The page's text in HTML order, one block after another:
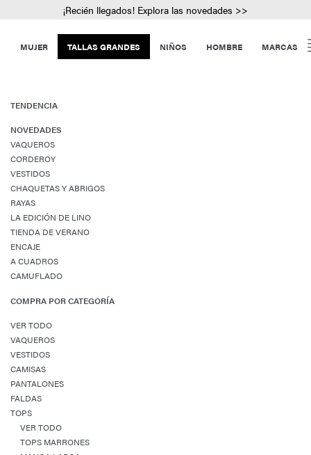
¡Recién llegados! Explora las novedades >>
MUJER TALLAS GRANDES NIÑOS HOMBRE MARCAS
TENDENCIA
NOVEDADES
VAQUEROS
CORDEROY
VESTIDOS
CHAQUETAS Y ABRIGOS
RAYAS
LA EDICIÓN DE LINO
TIENDA DE VERANO
ENCAJE
A CUADROS
CAMUFLADO
COMPRA POR CATEGORÍA
VER TODO
VAQUEROS
VESTIDOS
CAMISAS
PANTALONES
FALDAS
TOPS
VER TODO
TOPS MARRONES